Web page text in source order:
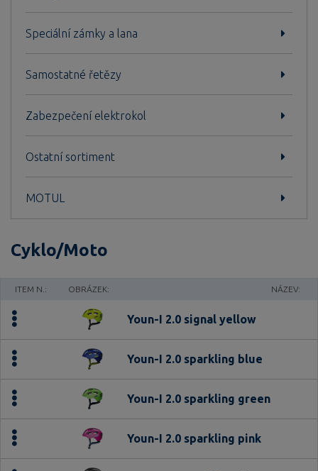
Speciální zámky a lana
Samostatné řetězy
Zabezpečení elektrokol
Ostatní sortiment
MOTUL
Cyklo/Moto
ITEM N.: OBRÁZEK: NÁZEV:
Youn-I 2.0 signal yellow
Youn-I 2.0 sparkling blue
Youn-I 2.0 sparkling green
Youn-I 2.0 sparkling pink